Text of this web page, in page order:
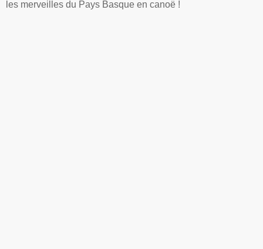
les merveilles du Pays Basque en canoë !